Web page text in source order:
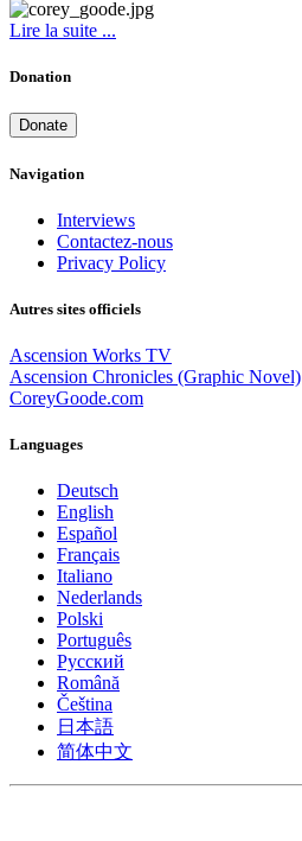
Lire la suite ...
Donation
Donate
Navigation
Interviews
Contactez-nous
Privacy Policy
Autres sites officiels
Ascension Works TV
Ascension Chronicles (Graphic Novel)
CoreyGoode.com
Languages
Deutsch
English
Español
Français
Italiano
Nederlands
Polski
Português
Pусский
Română
Čeština
日本語
简体中文